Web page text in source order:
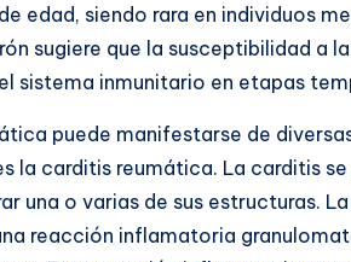
edad, siendo rara en individuos
sugiere que la susceptibilidad a
sistema inmunitario en etapas
puede manifestarse de
la carditis reumática. La carditis
una o varias de sus estructuras.
reacción inflamatoria